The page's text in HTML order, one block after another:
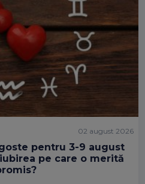
pentru 3-9 august
pe care o merită
02 august 2026